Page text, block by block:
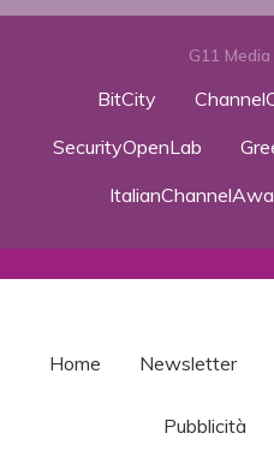
G11
BitCity
SecurityOpenLab
Home Newsletter
Pubblicità